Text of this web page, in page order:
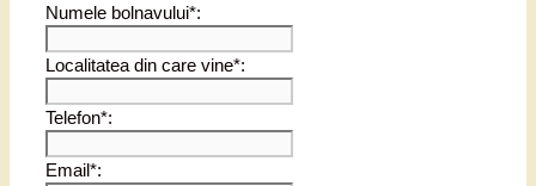
Numele bolnavului*:
Localitatea din care vine*:
Telefon*:
Email*: